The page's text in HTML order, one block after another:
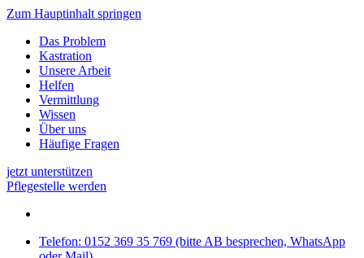
Zum Hauptinhalt springen
Das Problem
Kastration
Unsere Arbeit
Helfen
Vermittlung
Wissen
Über uns
Häufige Fragen
jetzt unterstützen
Pflegestelle werden
Telefon: 0152 369 35 769 (bitte AB besprechen, WhatsApp